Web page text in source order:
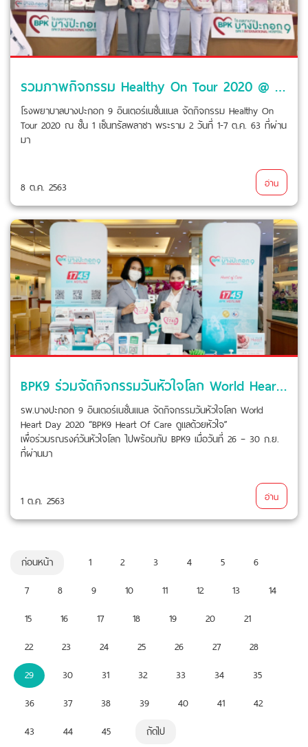
รวมภาพกิจกรรม Healthy On Tour 2020 @ เซ็นทรัล พระราม 2
โรงพยาบาลบางปะกอก 9 อินเตอร์เนชั่นแนล จัดกิจกรรม Healthy On
Tour 2020 ณ ชั้น 1 เซ็นทรัลพลาซา พระราม 2 วันที่ 1-7 ต.ค. 63 ที่ผ่าน
มา
8 ต.ค. 2563 อ่าน
BPK9 ร่วมจัดกิจกรรมวันหัวใจโลก World Heart Day 2020 “BPK9 Heart of care ดูแลด้วยหัวใจ”
รพ.บางปะกอก 9 อินเตอร์เนชั่นแนล จัดกิจกรรมวันหัวใจโลก World
Heart Day 2020 “BPK9 Heart Of Care ดูแลด้วยหัวใจ”
เพื่อร่วมรณรงค์วันหัวใจโลก ไปพร้อมกับ BPK9 เมื่อวันที่ 26 – 30 ก.ย.
ที่ผ่านมา
1 ต.ค. 2563 อ่าน
ก่อนหน้า 1 2 3 4 5
6
7
8 9 10 11 12 13
14
15
16 17 18 19 20
21
22
23 24 25 26 27
28
29
30 31 32 33 34
35
36
37 38 39 40 41
42
43
44 45 ถัดไป